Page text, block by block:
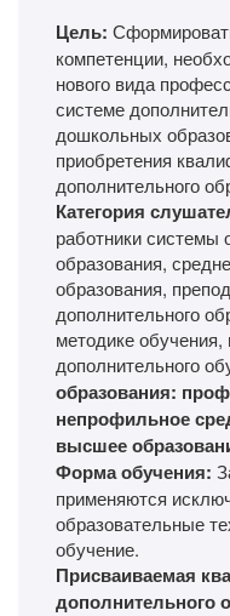
Цель:
компетенции,
нового вида
системе
дошкольных
приобретения
дополнительного
Категория
работники системы
образования,
образования,
дополнительного
методике
дополнительного
образования:
непрофильное
высшее
Форма обучения:
применяются
образовательные
обучение.
Присваиваемая
дополнительного